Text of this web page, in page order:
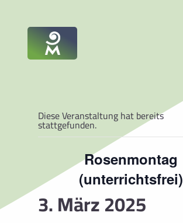
Diese Veranstaltung hat bereits
stattgefunden.
Rosenmontag
(unterrichtsfrei)
3. März 2025